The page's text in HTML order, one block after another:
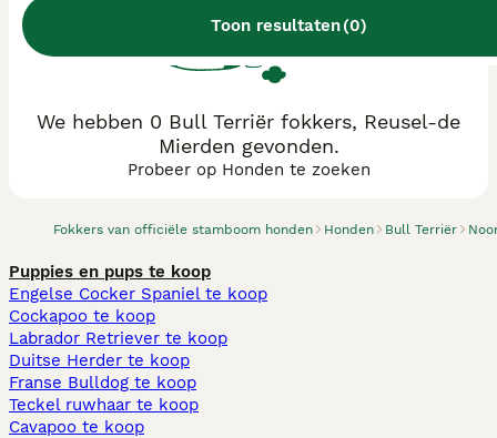
Toon resultaten(0)
Fokkers van officiële stamboom honden Honden Bull Terriër
We hebben 0 Bull Terriër fokkers, Reusel-de
Mierden gevonden.
Probeer op Honden te zoeken
Puppies en pups te koop
Engelse Cocker Spaniel te koop
Cockapoo te koop
Labrador Retriever te koop
Duitse Herder te koop
Franse Bulldog te koop
Teckel ruwhaar te koop
Cavapoo te koop